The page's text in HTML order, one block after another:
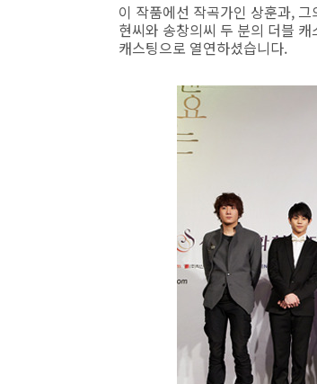
이 작품에선 작곡가인 상훈과,
현씨와 송창의씨 두 분의 더블
캐스팅으로 열연하셨습니다.